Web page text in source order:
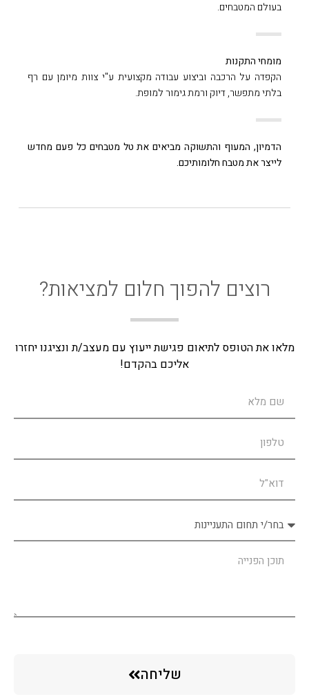
בעולם המטבחים.
מומחי התקנות
הקפדה על הרכבה וביצוע עבודה מקצועית ע"י צוות מיומן עם רף
בלתי מתפשר, דיוק ורמת גימור למופת.
הדמיון, המעוף והתשוקה מביאים את טל מטבחים כל פעם מחדש
לייצר את מטבח חלומותיכם.
רוצים להפוך חלום למציאות?
מלאו את הטופס לתיאום פגישת ייעוץ עם מעצב/ת ונציגנו יחזרו
אליכם בהקדם!
שליחה